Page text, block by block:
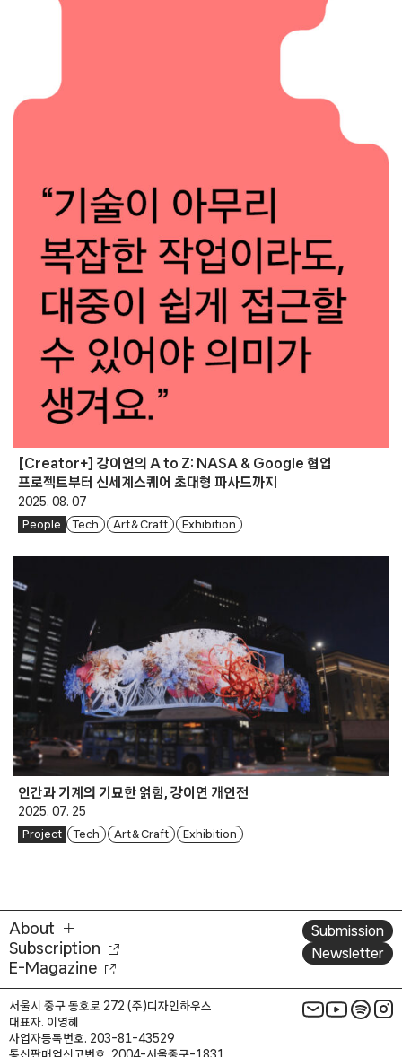
[Creator+] 강이연의 A to Z: NASA & Google 협업
프로젝트부터 신세계스퀘어 초대형 파사드까지
2025. 08. 07
People Tech Art & Craft Exhibition
인간과 기계의 기묘한 얽힘, 강이연 개인전
2025. 07. 25
Project Tech Art & Craft Exhibition
About
Subscription
E-Magazine
Submission
Newsletter
서울시 중구 동호로 272 (주)디자인하우스
대표자. 이영혜
사업자등록번호. 203-81-43529
통신판매업신고번호. 2004-서울중구-1831